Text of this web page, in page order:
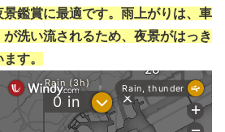
鑑賞に最適です。雨上がりは、車
洗い流されるため、夜景がはっき
す。